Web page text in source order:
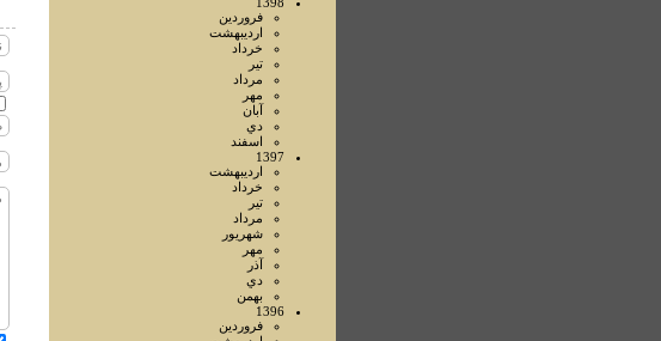
فروردين
ارديبهشت
خرداد
تير
مرداد
مهر
آبان
دي
اسفند
1397
ارديبهشت
خرداد
تير
مرداد
شهريور
مهر
آذر
دي
بهمن
1396
فروردين